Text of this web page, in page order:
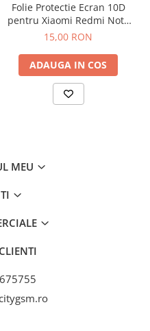
Folie Protectie Ecran 10D
pentru Xiaomi Redmi Note
13 / 13 Pro / 13 Pro Plus
15,00 RON
ADAUGA IN COS
MEU